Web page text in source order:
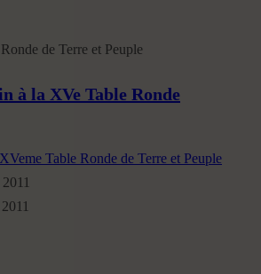
de Terre et Peuple
à la XVe Table Ronde
Table Ronde de Terre et Peuple